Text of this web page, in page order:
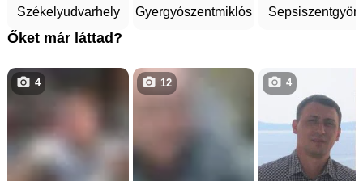
Székelyudvarhely
Gyergyószentmiklós
Őket már láttad?
4 12 4